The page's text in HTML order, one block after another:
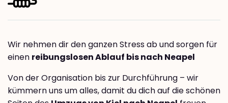
Wir nehmen dir den ganzen Stress ab und sorgen für
einen reibungslosen Ablauf bis nach Neapel
Von der Organisation bis zur Durchführung – wir
kümmern uns um alles, damit du dich auf die schönen